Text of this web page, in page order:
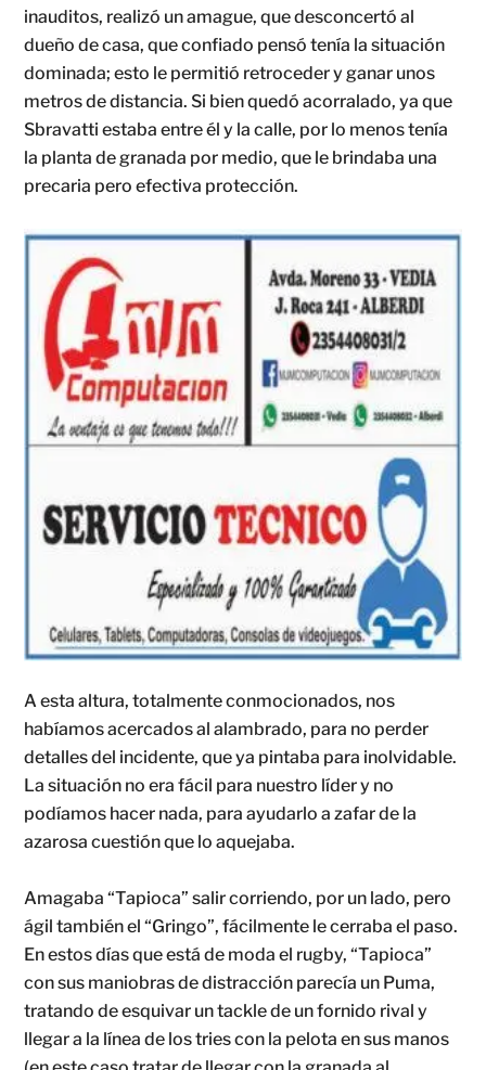
inauditos, realizó un amague, que desconcertó al
dueño de casa, que confiado pensó tenía la situación
dominada; esto le permitió retroceder y ganar unos
metros de distancia. Si bien quedó acorralado, ya que
Sbravatti estaba entre él y la calle, por lo menos tenía
la planta de granada por medio, que le brindaba una
precaria pero efectiva protección.
A esta altura, totalmente conmocionados, nos
habíamos acercados al alambrado, para no perder
detalles del incidente, que ya pintaba para inolvidable.
La situación no era fácil para nuestro líder y no
podíamos hacer nada, para ayudarlo a zafar de la
azarosa cuestión que lo aquejaba.
Amagaba “Tapioca” salir corriendo, por un lado, pero
ágil también el “Gringo”, fácilmente le cerraba el paso.
En estos días que está de moda el rugby, “Tapioca”
con sus maniobras de distracción parecía un Puma,
tratando de esquivar un tackle de un fornido rival y
llegar a la línea de los tries con la pelota en sus manos